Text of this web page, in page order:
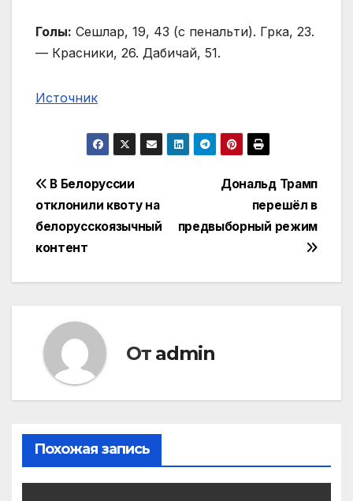
Голы: Сешлар, 19, 43 (с пенальти). Грка, 23.
— Красники, 26. Дабичай, 51.
Источник
Навигация
по
записям
Дональд Трамп
перешёл в
предвыборный режим
В Белоруссии
отклонили квоту на
белорусскоязычный
контент
От admin
Похожая запись